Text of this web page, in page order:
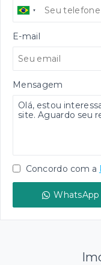
E-mail
Mensagem
Concordo com a
WhatsApp